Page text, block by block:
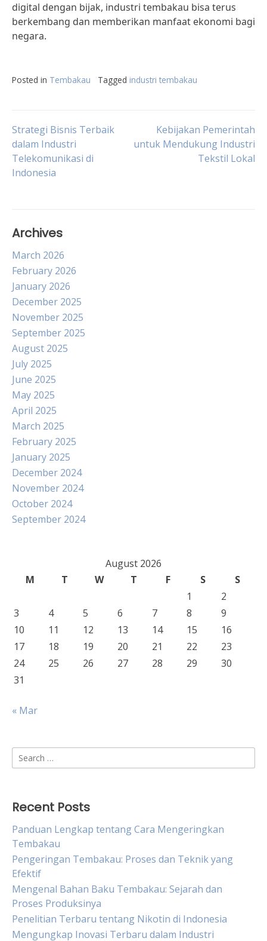
digital dengan bijak, industri tembakau bisa terus
berkembang dan memberikan manfaat ekonomi bagi
negara.
Posted in Tembakau Tagged industri tembakau
Post
navigation
Strategi Bisnis Terbaik
dalam Industri
Telekomunikasi di
Indonesia
Kebijakan Pemerintah
untuk Mendukung Industri
Tekstil Lokal
Archives
March 2026
February 2026
January 2026
December 2025
November 2025
September 2025
August 2025
July 2025
June 2025
May 2025
April 2025
March 2025
February 2025
January 2025
December 2024
November 2024
October 2024
September 2024
August 2026
M
T W T F S
S
1
2
3
4 5 6 7 8
9
10
11 12 13 14 15
16
17
18 19 20 21 22
23
24
25 26 27 28 29
30
31
« Mar
Search
for:
Recent Posts
Panduan Lengkap tentang Cara Mengeringkan
Tembakau
Pengeringan Tembakau: Proses dan Teknik yang
Efektif
Mengenal Bahan Baku Tembakau: Sejarah dan
Proses Produksinya
Penelitian Terbaru tentang Nikotin di Indonesia
Mengungkap Inovasi Terbaru dalam Industri